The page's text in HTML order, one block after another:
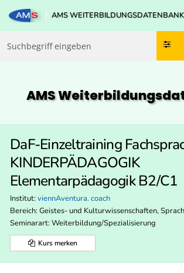
Zum
Zum
Zur
Zur
AMS WEITERBILDUNGSDATENBANK
AMS
DaF-Einzeltraining
KINDERPÄDAGOGIK
Elementarpädagogik B2/C1
Institut: viennAventura. coach
Bereich: Geistes- und Kulturwissenschaften,
Seminarart: Weiterbildung/Spezialisierung
Kurs merken